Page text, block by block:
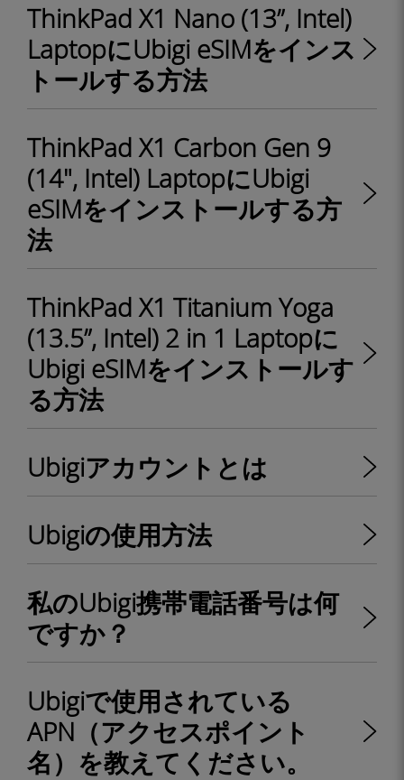
ThinkPad X1 Nano (13”, Intel)
LaptopにUbigi eSIMをインス
トールする方法
ThinkPad X1 Carbon Gen 9
(14", Intel) LaptopにUbigi
eSIMをインストールする方
法
ThinkPad X1 Titanium Yoga
(13.5”, Intel) 2 in 1 Laptopに
Ubigi eSIMをインストールす
る方法
Ubigiアカウントとは
Ubigiの使用方法
私のUbigi携帯電話番号は何
ですか？
Ubigiで使用されている
APN（アクセスポイント
名）を教えてください。